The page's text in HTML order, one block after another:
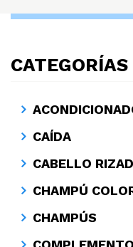
CATEGORÍAS
CAÍDA
CABELLO
CHAMPÚ
CHAMPÚS